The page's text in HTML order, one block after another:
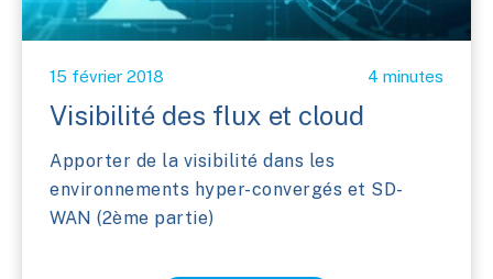
15 février 2018 4 minutes
Visibilité des flux et cloud
Apporter de la visibilité dans les
environnements hyper-convergés et SD-
WAN (2ème partie)